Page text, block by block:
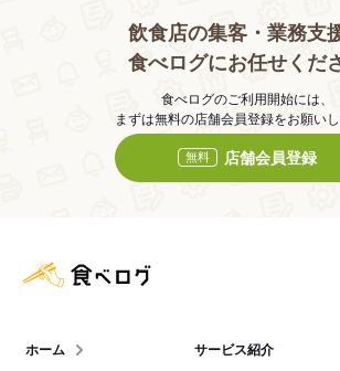
飲食店の集客・業務支
食べログにお任せくだ
食べログのご利用開始には、
まずは無料の店舗会員登録をお願いし
無料 店舗会員登録
ホーム サービス紹介